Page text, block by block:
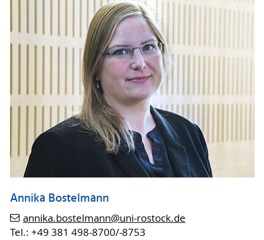
Programm Ringvorlesung 2019
Programm Ringvorlesung 2018
Programm Ringvorlesung 2017
Programm Ringvorlesung 2016
Annika Bostelmann
annika.bostelmann@uni-rostock.de
Tel.: +49 381 498-8700/-8753